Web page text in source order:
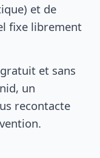
et de
fixe librement
et sans
un
recontacte